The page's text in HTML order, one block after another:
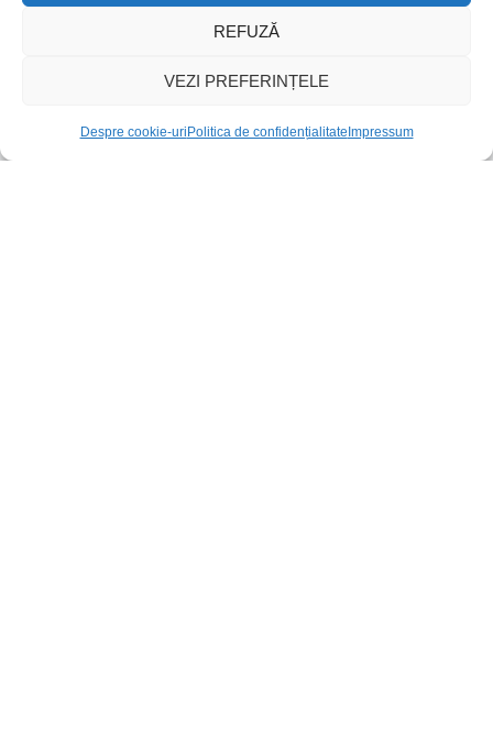
REFUZĂ
VEZI PREFERINȚELE
Despre cookie-uri Politica de confidențialitate Impressum
Termeni de utilizare
Politica de confidențialitate
Despre cookie-uri